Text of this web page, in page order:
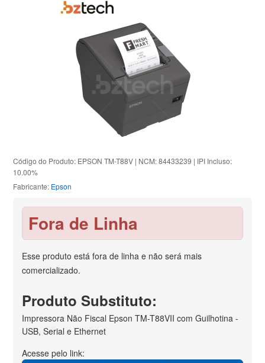
Código do Produto: EPSON TM-T88V | NCM: 84433239 | IPI Incluso:
10.00%
Fabricante: Epson
Fora de Linha
Esse produto está fora de linha e não será mais
comercializado.
Produto Substituto:
Impressora Não Fiscal Epson TM-T88VII com Guilhotina -
USB, Serial e Ethernet
Acesse pelo link: